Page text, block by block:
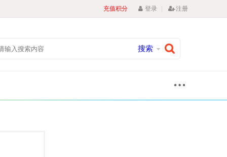
充值积分 登录 | 注册
搜索